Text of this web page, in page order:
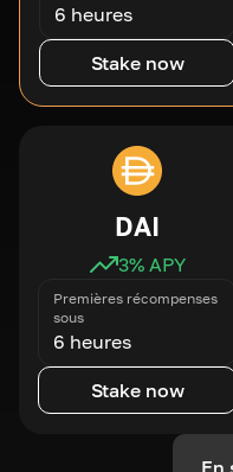
6 heures
Stake now
DAI
3% APY
Premières récompenses
sous
6 heures
Stake now
En